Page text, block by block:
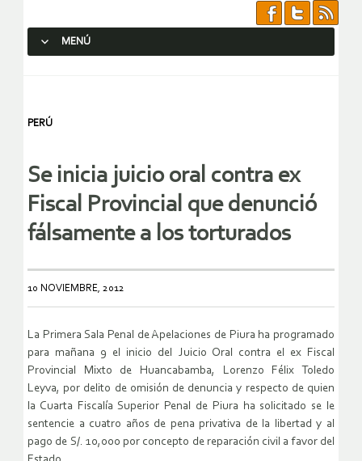
MENÚ
PERÚ
Se inicia juicio oral contra ex
Fiscal Provincial que denunció
fálsamente a los torturados
10 NOVIEMBRE, 2012
La Primera Sala Penal de Apelaciones de Piura ha programado
para mañana 9 el inicio del Juicio Oral contra el ex Fiscal
Provincial Mixto de Huancabamba, Lorenzo Félix Toledo
Leyva, por delito de omisión de denuncia y respecto de quien
la Cuarta Fiscalía Superior Penal de Piura ha solicitado se le
sentencie a cuatro años de pena privativa de la libertad y al
pago de S/. 10,000 por concepto de reparación civil a favor del